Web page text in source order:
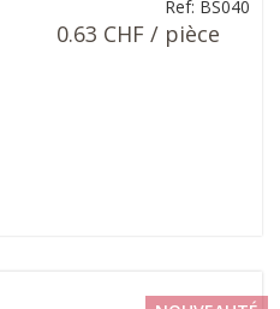
Ref: BS040
0.63 CHF / pièce